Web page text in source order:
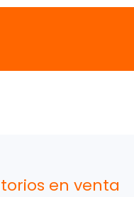
en venta